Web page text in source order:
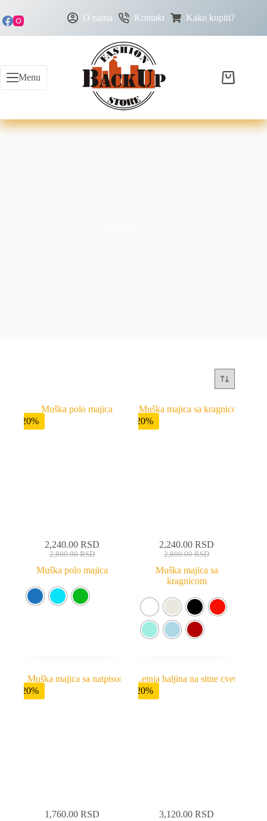
O nama Kontakt Kako kupiti?
Menu
-20%
2,800.00RSD
2,240.00RSD
Muška polo majica
-20%
2,800.00RSD
2,240.00RSD
Muška majica sa
kragnicom
-20%
1,760.00RSD
-20%
3,120.00RSD